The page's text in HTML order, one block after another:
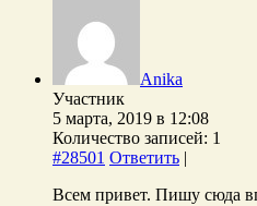
Anika
Участник
5 марта, 2019 в 12:08
Количество записей: 1
#28501 Ответить |
Всем привет. Пишу сюда